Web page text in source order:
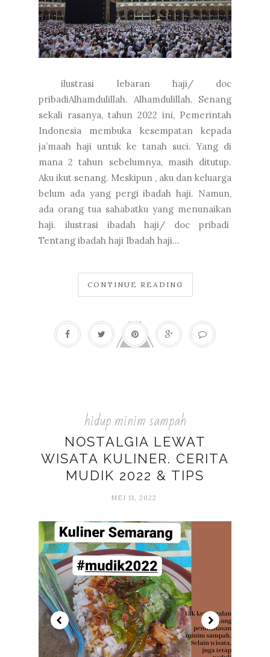
ilustrasi lebaran haji/ doc
pribadiAlhamdulillah. Alhamdulillah. Senang
sekali rasanya, tahun 2022 ini, Pemerintah
Indonesia membuka kesempatan kepada
ja’maah haji untuk ke tanah suci. Yang di
mana 2 tahun sebelumnya, masih ditutup.
Aku ikut senang. Meskipun , aku dan keluarga
belum ada yang pergi ibadah haji. Namun,
ada orang tua sahabatku yang menunaikan
haji. ilustrasi ibadah haji/ doc pribadi
Tentang ibadah haji Ibadah haji...
CONTINUE READING
hidup minim sampah
NOSTALGIA LEWAT
WISATA KULINER. CERITA
MUDIK 2022 & TIPS
MEI 11, 2022